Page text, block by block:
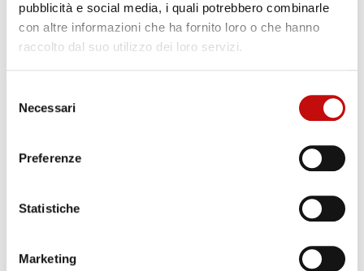
pubblicità e social media, i quali potrebbero combinarle
con altre informazioni che ha fornito loro o che hanno
raccolto dal suo utilizzo dei loro servizi.
delNecessari
Preferenze
Statistiche
Marketing
prestazioni ed efficienti per applicazioni oleodinamiche di
molteplici settori.
trending_flat